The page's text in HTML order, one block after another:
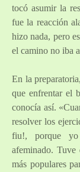
tocó asumir la
fue la reacción
hizo nada, pero
el camino no iba
En la
que enfrentar el
conocía así.
resolver los
fiu!, porque
afeminado. Tuve
más populares